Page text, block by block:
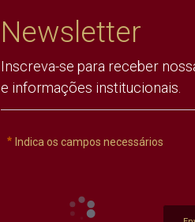
Newsletter
Inscreva-se para receber
e informações institucionais.
Indica os campos necessários